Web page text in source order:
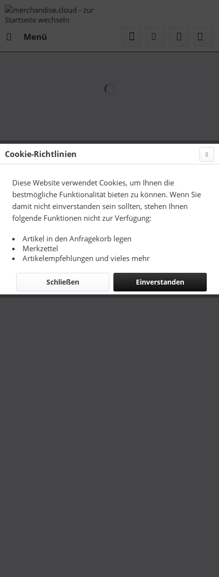
Menü
Cookie-Richtlinien
Diese Website verwendet Cookies, um Ihnen die
bestmögliche Funktionalität bieten zu können. Wenn Sie
damit nicht einverstanden sein sollten, stehen Ihnen
folgende Funktionen nicht zur Verfügung:
Artikel in den Anfragekorb legen
Merkzettel
Artikelempfehlungen und vieles mehr
Einverstanden
Schließen